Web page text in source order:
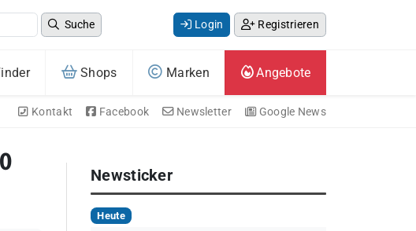
Suche Login Registrieren
Shops Marken Angebote
Kontakt Facebook Newsletter Google News
Newsticker
Heute